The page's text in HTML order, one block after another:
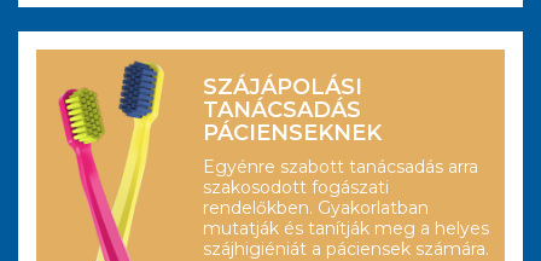
SZÁJÁPOLÁSI
TANÁCSADÁS
PÁCIENSEKNEK
Egyénre szabott tanácsadás arra
szakosodott fogászati
rendelőkben. Gyakorlatban
mutatják és tanítják meg a helyes
szájhigiéniát a páciensek számára.